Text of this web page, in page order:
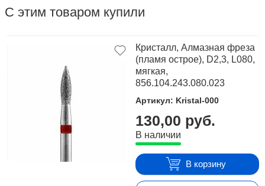
С этим товаром купили
Кристалл, Алмазная фреза
(пламя острое), D2,3, L080,
мягкая,
856.104.243.080.023
Артикул: Kristal-000
130,00 руб.
В наличии
В корзину